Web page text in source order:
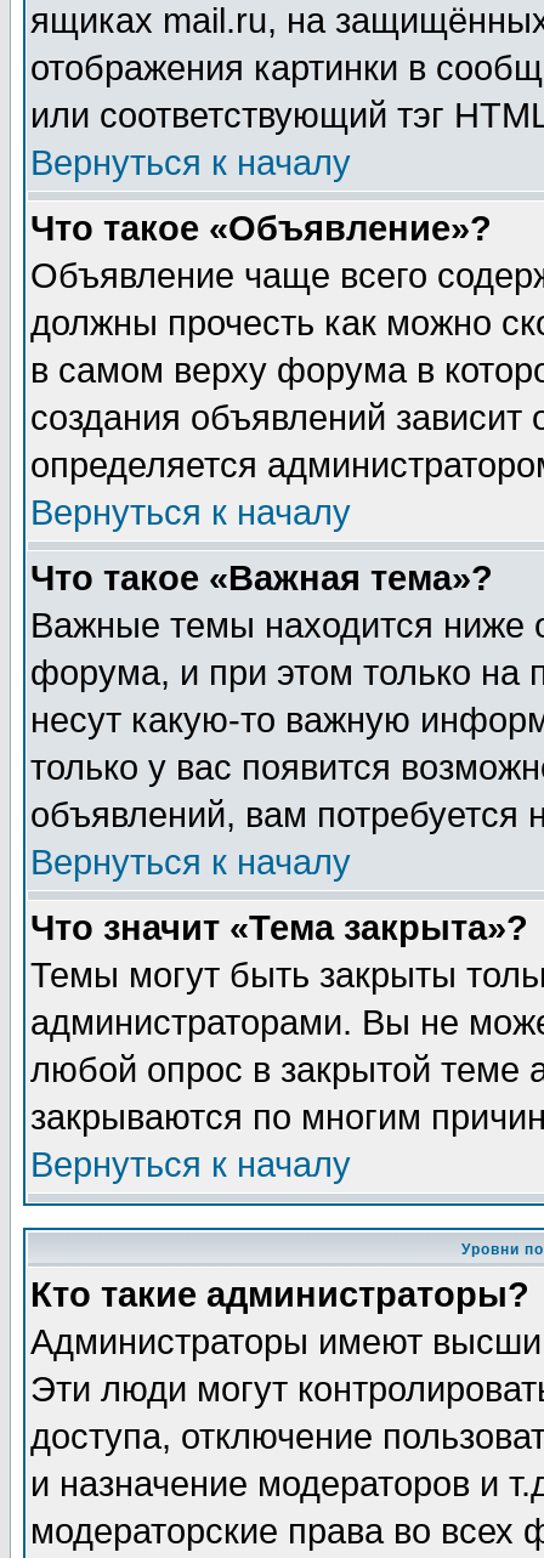
ящиках mail.ru, на
отображения картинки в
или соответствующий тэг
Вернуться к началу
Что такое «Объявление»?
Объявление чаще всего
должны прочесть как можно
в самом верху форума в
создания объявлений зависит
определяется
Вернуться к началу
Что такое «Важная тема»?
Важные темы находится ниже
форума, и при этом только на
несут какую-то важную
только у вас появится
объявлений, вам потребуется
Вернуться к началу
Что значит «Тема закрыта»?
Темы могут быть закрыты
администраторами. Вы не
любой опрос в закрытой теме
закрываются по многим
Вернуться к началу
Уровни
Кто такие администраторы?
Администраторы имеют
Эти люди могут
доступа, отключение
и назначение модераторов и
модераторские права во всех